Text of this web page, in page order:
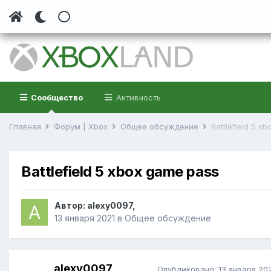
Сообщество Активность
Главная Форум | Xbox Общее обсуждение Battlefield 5
Battlefield 5 xbox game pass
Автор: alexy0097,
13 января 2021 в Общее обсуждение